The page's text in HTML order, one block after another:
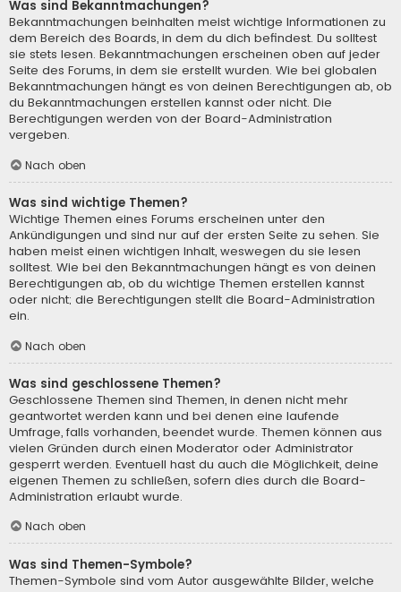
Was sind Bekanntmachungen?
Bekanntmachungen beinhalten meist wichtige Informationen zu
dem Bereich des Boards, in dem du dich befindest. Du solltest
sie stets lesen. Bekanntmachungen erscheinen oben auf jeder
Seite des Forums, in dem sie erstellt wurden. Wie bei globalen
Bekanntmachungen hängt es von deinen Berechtigungen ab, ob
du Bekanntmachungen erstellen kannst oder nicht. Die
Berechtigungen werden von der Board-Administration
vergeben.
Nach oben
Was sind wichtige Themen?
Wichtige Themen eines Forums erscheinen unter den
Ankündigungen und sind nur auf der ersten Seite zu sehen. Sie
haben meist einen wichtigen Inhalt, weswegen du sie lesen
solltest. Wie bei den Bekanntmachungen hängt es von deinen
Berechtigungen ab, ob du wichtige Themen erstellen kannst
oder nicht; die Berechtigungen stellt die Board-Administration
ein.
Nach oben
Was sind geschlossene Themen?
Geschlossene Themen sind Themen, in denen nicht mehr
geantwortet werden kann und bei denen eine laufende
Umfrage, falls vorhanden, beendet wurde. Themen können aus
vielen Gründen durch einen Moderator oder Administrator
gesperrt werden. Eventuell hast du auch die Möglichkeit, deine
eigenen Themen zu schließen, sofern dies durch die Board-
Administration erlaubt wurde.
Nach oben
Was sind Themen-Symbole?
Themen-Symbole sind vom Autor ausgewählte Bilder, welche